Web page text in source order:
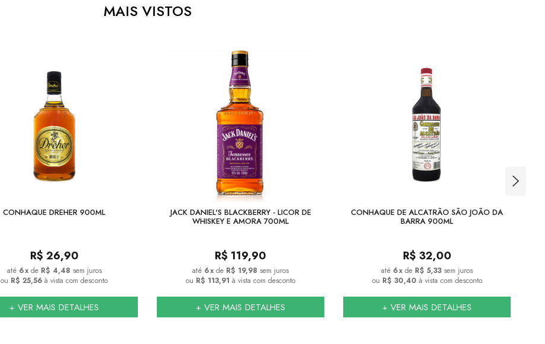
MAIS VISTOS
CONHAQUE DREHER 900ML
R$ 26,90
6x de R$ 4,48 sem juros
ou R$ 25,56 à vista com desconto
+ VER MAIS DETALHES
JACK DANIEL'S BLACKBERRY - LICOR DE
WHISKEY E AMORA 700ML
R$ 119,90
6x de R$ 19,98 sem juros
ou R$ 113,91 à vista com desconto
+ VER MAIS DETALHES
CONHAQUE DE ALCATRÃO SÃO JOÃO DA
BARRA 900ML
R$ 32,00
6x de R$ 5,33 sem juros
ou R$ 30,40 à vista com desconto
+ VER MAIS DETALHES